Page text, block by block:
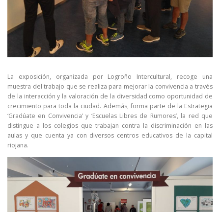
La exposición, organizada por Logroño Intercultural, recoge una
muestra del trabajo que se realiza para mejorar la convivencia a través
de la interacción y la valoración de la diversidad como oportunidad de
crecimiento para toda la ciudad. Además, forma parte de la Estrategia
‘Gradúate en Convivencia’ y ‘Escuelas Libres de Rumores’, la red que
distingue a los colegios que trabajan contra la discriminación en las
aulas y que cuenta ya con diversos centros educativos de la capital
riojana.